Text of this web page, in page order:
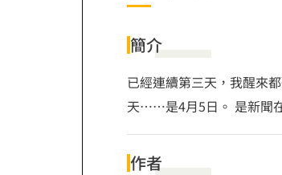
簡介
已經連續第三天，我醒來
天……是4月5日。 是新聞
作者